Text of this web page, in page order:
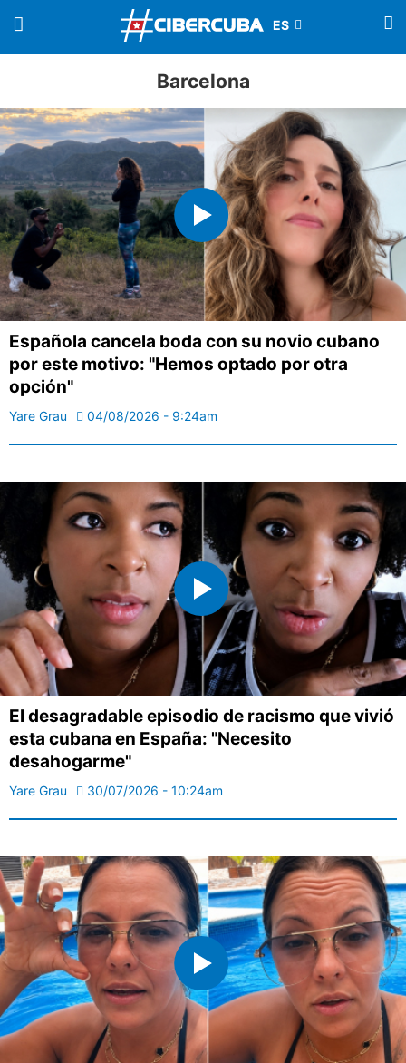
Barcelona
Española cancela boda con su novio cubano
por este motivo: "Hemos optado por otra
opción"
Yare Grau 04/08/2026 - 9:24am
El desagradable episodio de racismo que vivió
esta cubana en España: "Necesito
desahogarme"
Yare Grau 30/07/2026 - 10:24am